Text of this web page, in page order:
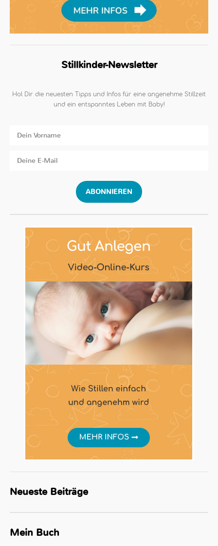
Stillkinder-Newsletter
Hol Dir die neuesten Tipps und Infos für eine angenehme Stillzeit
und ein entspanntes Leben mit Baby!
ABONNIEREN
Neueste Beiträge
Mein Buch